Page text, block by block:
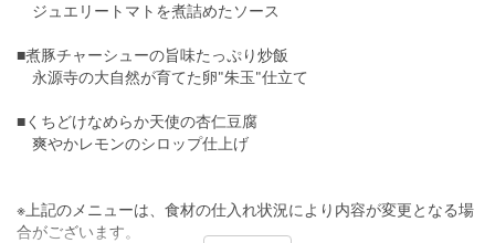
ジュエリートマトを煮詰めたソース
■煮豚チャーシューの旨味たっぷり炒飯
永源寺の大自然が育てた卵"朱玉"仕立て
■くちどけなめらか天使の杏仁豆腐
爽やかレモンのシロップ仕上げ
※上記のメニューは、食材の仕入れ状況により内容が変更となる場
合がございます。